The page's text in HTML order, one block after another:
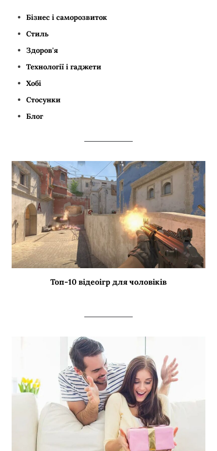
Бізнес і саморозвиток
Стиль
Здоров'я
Технології і гаджети
Хобі
Стосунки
Блог
Топ-10 відеоігр для чоловіків